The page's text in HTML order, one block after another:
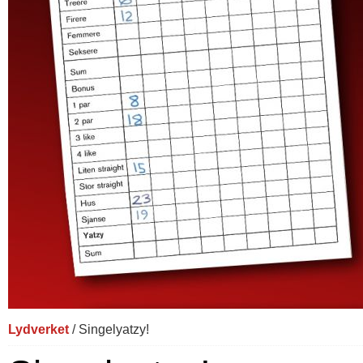
Lydverket / Singelyatzy!